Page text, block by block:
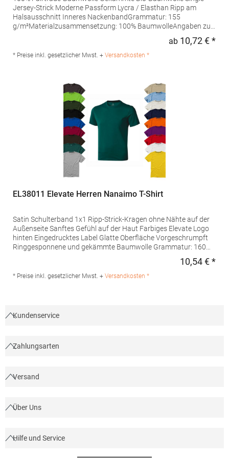
Jersey-Strick Moderne Passform Lycra / Elasthan Ripp am
Halsausschnitt Inneres NackenbandGrammatur: 155
g/m²Materialzusammensetzung: 100% BaumwolleAngaben zur
A/S VESTERBROGADE 149 BUILDING 6, GROUND FLOOR 1620
COPENHAGEN V Dänemark E-Mail: neutral@neutral.com
ab 10,72 € *
* Preise inkl. gesetzlicher Mwst. + Versandkosten *
EL38011 Elevate Herren Nanaimo T-Shirt
Satin Schulterband 1x1 Ripp-Strick-Kragen ohne Nähte auf der
Außenseite Sanftes Gefühl auf der Haut Farbiges Elevate Logo
hinten Eingedrucktes Label Glatte Oberfläche Vorgeschrumpft
Ringgesponnene und gekämmte Baumwolle Grammatur: 160
Nanaimo T-ShirtAngaben zur Produktsicherheit: Herst.-Nr.:
38011 Hersteller: PF Concept Deutschland GmbH,
10,54 € *
* Preise inkl. gesetzlicher Mwst. + Versandkosten *
Kundenservice
Zahlungsarten
Versand
Über Uns
Hilfe und Service